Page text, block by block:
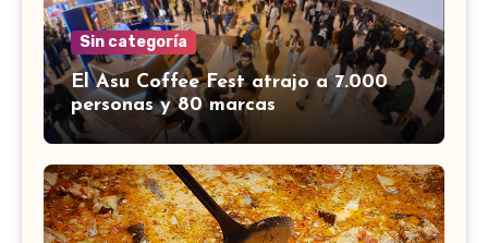
Sin categoría
El Asu Coffee Fest atrajo a 7.000
personas y 80 marcas